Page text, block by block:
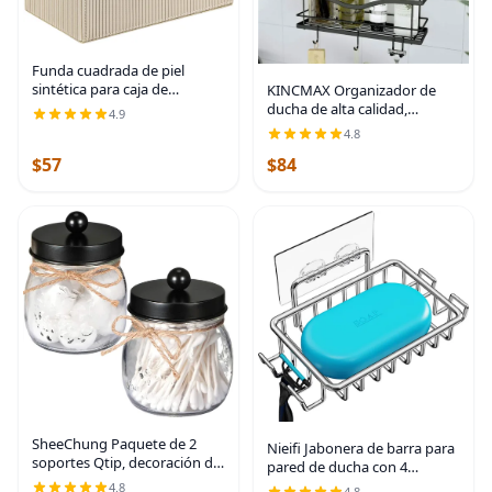
Funda cuadrada de piel
sintética para caja de
pañuelos – Soporte
multifuncional para caja de
pañuelos con
4.9
$57
KINCMAX Organizador de
ducha de alta calidad,
organizador de ducha
autoadhesivo con 4 ganchos,
estantes sin taladro para
4.8
$84
SheeChung Paquete de 2
soportes Qtip, decoración de
baño negra, soportes para
4.8
Nieifi Jabonera de barra para
pared de ducha con 4
ganchos, jabonera adhesiva